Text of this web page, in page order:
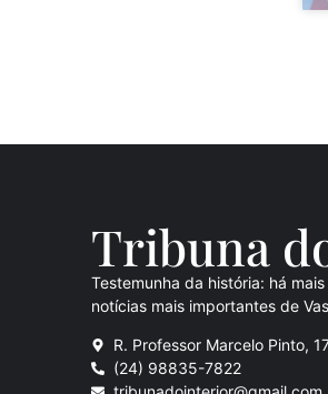
Tribuna
Testemunha da história: há
notícias mais importantes de
R. Professor Marcelo Pinto,
(24) 98835-7822